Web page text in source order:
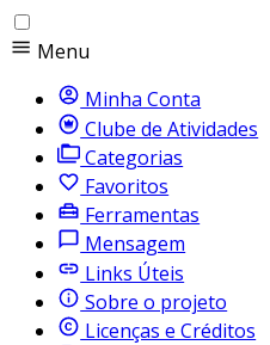
Menu
Minha Conta
Clube de Atividades
Categorias
Favoritos
Ferramentas
Mensagem
Links Úteis
Sobre o projeto
Licenças e Créditos